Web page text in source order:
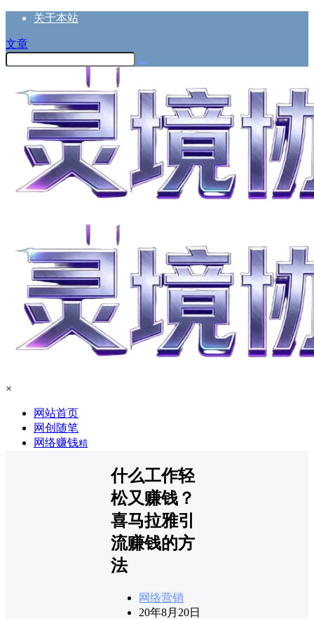
关于本站
文章
×
网站首页
网创随笔
网络赚钱精
什么工作轻
松又赚钱？
喜马拉雅引
流赚钱的方
法
网络营销
20年8月20日